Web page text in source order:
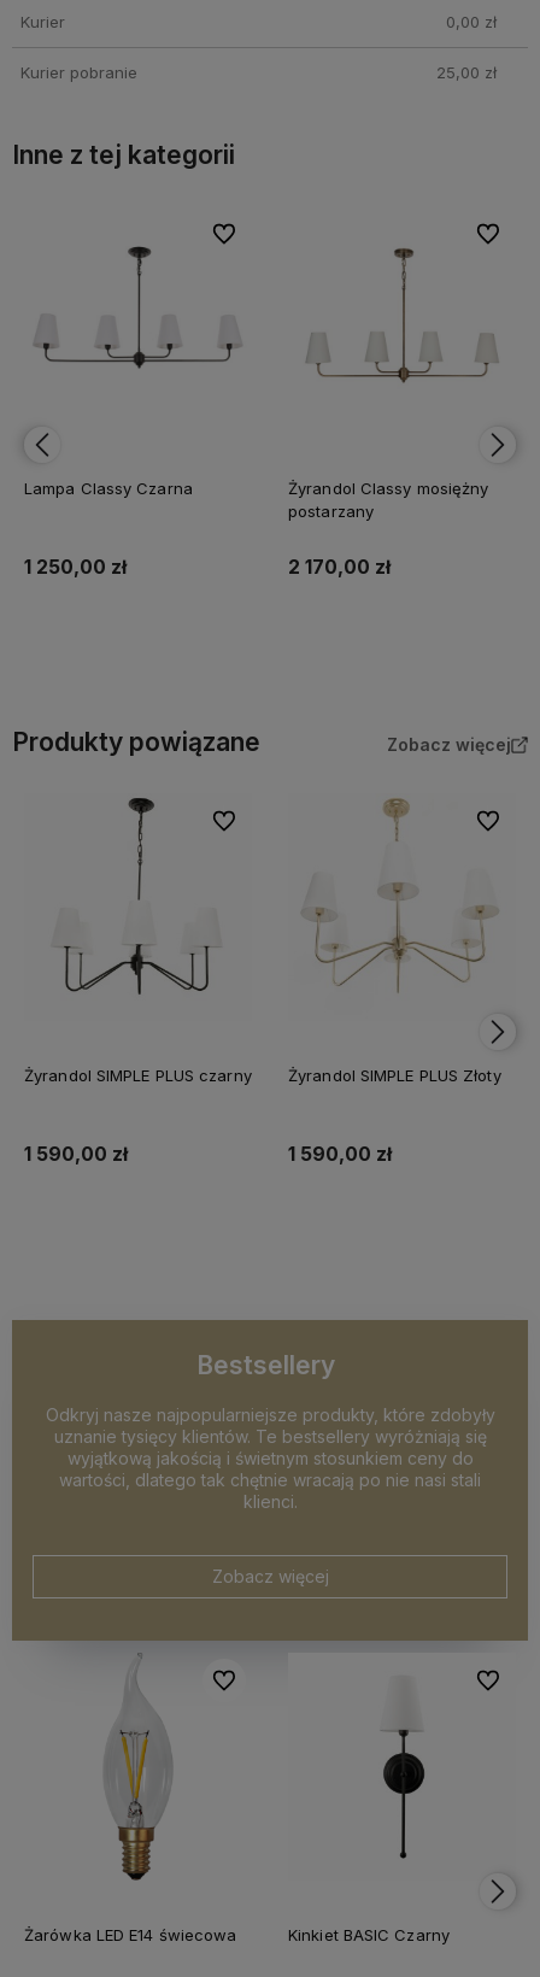
Kurier 0,00 zł
Kurier pobranie 25,00 zł
Inne z tej kategorii
Lampa Classy Czarna
1 250,00 zł
Do ulubionych
Do ulubionych
Żyrandol Classy mosiężny
postarzany
2 170,00 zł
Do
Do
Produkty powiązane Zobacz więcej
Żyrandol SIMPLE PLUS czarny
1 590,00 zł
Do ulubionych
Żyrandol SIMPLE PLUS Złoty
1 590,00 zł
Do
Bestsellery
Odkryj nasze najpopularniejsze produkty, które zdobyły
uznanie tysięcy klientów. Te bestsellery wyróżniają się
wyjątkową jakością i świetnym stosunkiem ceny do
wartości, dlatego tak chętnie wracają po nie nasi stali
klienci.
Zobacz więcej
Żarówka LED E14 świecowa
Do ulubionych
Kinkiet BASIC Czarny
Do